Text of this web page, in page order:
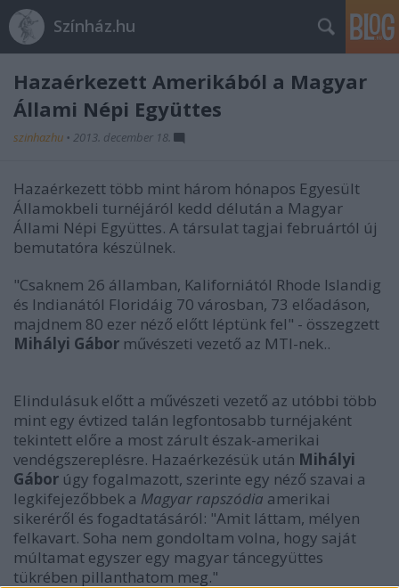
Színház.hu
Hazaérkezett Amerikából a Magyar
Állami Népi Együttes
szinhazhu • 2013. december 18.
Hazaérkezett több mint három hónapos Egyesült
Államokbeli turnéjáról kedd délután a Magyar
Állami Népi Együttes. A társulat tagjai februártól új
bemutatóra készülnek.
"Csaknem 26 államban, Kaliforniától Rhode Islandig
és Indianától Floridáig 70 városban, 73 előadáson,
majdnem 80 ezer néző előtt léptünk fel" - összegzett
Mihályi Gábor művészeti vezető az MTI-nek..
Elindulásuk előtt a művészeti vezető az utóbbi több
mint egy évtized talán legfontosabb turnéjaként
tekintett előre a most zárult észak-amerikai
vendégszereplésre. Hazaérkezésük után Mihályi
Gábor úgy fogalmazott, szerinte egy néző szavai a
legkifejezőbbek a Magyar rapszódia amerikai
sikeréről és fogadtatásáról: "Amit láttam, mélyen
felkavart. Soha nem gondoltam volna, hogy saját
múltamat egyszer egy magyar táncegyüttes
tükrében pillanthatom meg."